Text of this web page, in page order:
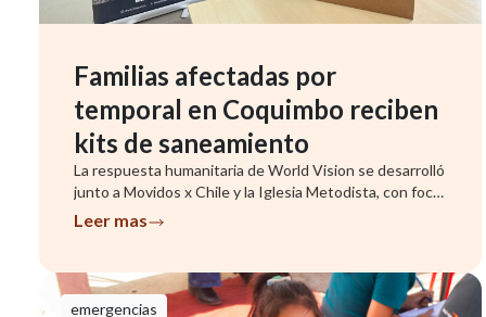
Familias afectadas por
temporal en Coquimbo reciben
kits de saneamiento
La respuesta humanitaria de World Vision se desarrolló
junto a Movidos x Chile y la Iglesia Metodista, con foco
en famil...
Leer mas
emergencias